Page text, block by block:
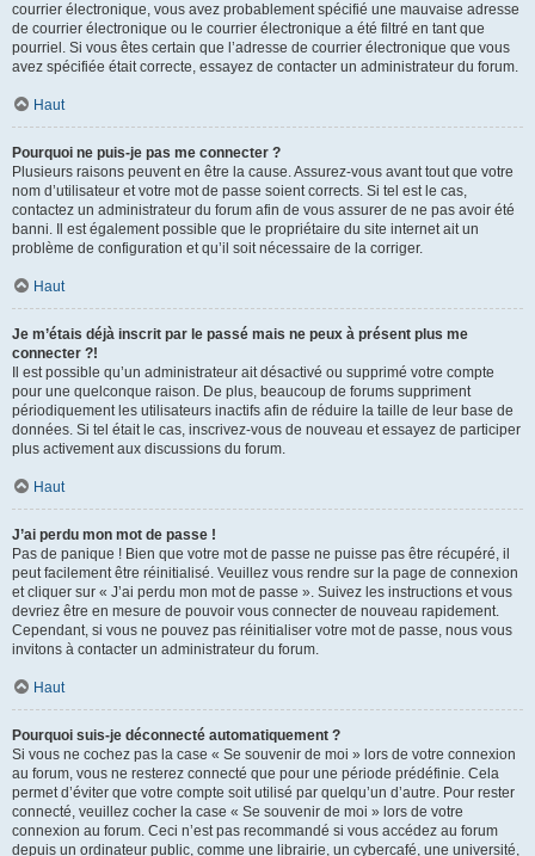
courrier électronique, vous avez probablement spécifié une mauvaise adresse
de courrier électronique ou le courrier électronique a été filtré en tant que
pourriel. Si vous êtes certain que l’adresse de courrier électronique que vous
avez spécifiée était correcte, essayez de contacter un administrateur du forum.
Haut
Pourquoi ne puis-je pas me connecter ?
Plusieurs raisons peuvent en être la cause. Assurez-vous avant tout que votre
nom d’utilisateur et votre mot de passe soient corrects. Si tel est le cas,
contactez un administrateur du forum afin de vous assurer de ne pas avoir été
banni. Il est également possible que le propriétaire du site internet ait un
problème de configuration et qu’il soit nécessaire de la corriger.
Haut
Je m’étais déjà inscrit par le passé mais ne peux à présent plus me
connecter ?!
Il est possible qu’un administrateur ait désactivé ou supprimé votre compte
pour une quelconque raison. De plus, beaucoup de forums suppriment
périodiquement les utilisateurs inactifs afin de réduire la taille de leur base de
données. Si tel était le cas, inscrivez-vous de nouveau et essayez de participer
plus activement aux discussions du forum.
Haut
J’ai perdu mon mot de passe !
Pas de panique ! Bien que votre mot de passe ne puisse pas être récupéré, il
peut facilement être réinitialisé. Veuillez vous rendre sur la page de connexion
et cliquer sur « J’ai perdu mon mot de passe ». Suivez les instructions et vous
devriez être en mesure de pouvoir vous connecter de nouveau rapidement.
Cependant, si vous ne pouvez pas réinitialiser votre mot de passe, nous vous
invitons à contacter un administrateur du forum.
Haut
Pourquoi suis-je déconnecté automatiquement ?
Si vous ne cochez pas la case « Se souvenir de moi » lors de votre connexion
au forum, vous ne resterez connecté que pour une période prédéfinie. Cela
permet d’éviter que votre compte soit utilisé par quelqu’un d’autre. Pour rester
connecté, veuillez cocher la case « Se souvenir de moi » lors de votre
connexion au forum. Ceci n’est pas recommandé si vous accédez au forum
depuis un ordinateur public, comme une librairie, un cybercafé, une université,